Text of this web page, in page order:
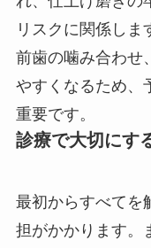
リスクに関係しま
前歯の噛み合わせ
やすくなるため、
重要です。
診療で大切にす
最初からすべてを
担がかかります。